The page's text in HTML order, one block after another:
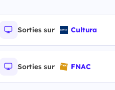
Sorties sur Cultura
Sorties sur FNAC